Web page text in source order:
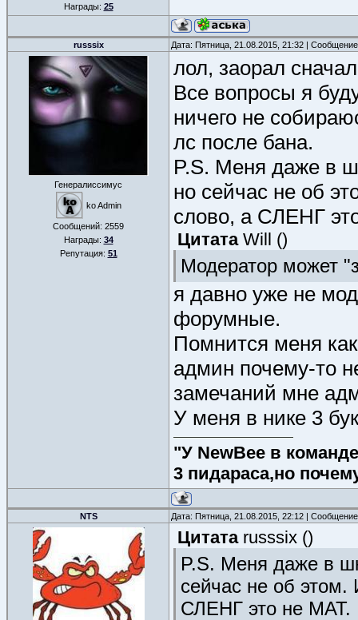
Награды: 25
russsix Дата: Пятница, 21.08.2015, 21:32 |
Генералиссимус
ko Admin
Сообщений: 2559
Награды: 34
Репутация: 51
лол, заорал
Все вопросы я
ничего не
лс после бана.
P.S. Меня даже в
но сейчас не об
слово, а СЛЕНГ
Цитата Will ()
Модератор может
я давно уже не
форумные.
Помнится меня
админ почему-то
замечаний мне
У меня в нике 3
"У NewBee в
3 пидараса,но
NTS Дата: Пятница, 21.08.2015, 22:12 |
Цитата russsix ()
P.S. Меня даже в
сейчас не об этом.
СЛЕНГ это не МАТ.